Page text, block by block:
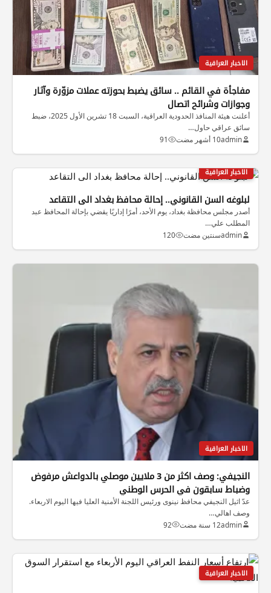
الاخبار العراقية
مفاجأة في القائم .. سائق يضبط بحوزته عملات مزوّرة وآثار
وجوازات وشرائح اتصال
أعلنت هيئة المنافذ الحدودية العراقية، السبت 18 تشرين الأول 2025، ضبط
سائق عراقي حاول…
admin10 أشهر مضت 91
الاخبار العراقية
لبلوغه السن القانوني.. إحالة محافظ بغداد الى التقاعد
أصدر مجلس محافظة بغداد، يوم الأحد، أمرًا إداريًا يقضي بإحالة المحافظ عبد
المطلب علي…
adminسنتين مضت 120
الاخبار العراقية
النجيفي: وصف اكثر من 3 ملايين موصلي بالدواعش مرفوض
وضباط سابقون في الحرس الوطني
عدّ اثيل النجيفي محافظ نينوى ورئيس اللجنة الأمنية العليا فيها اليوم الاربعاء.
وصف اهالي…
admin12 سنة مضت 92
الاخبار العراقية